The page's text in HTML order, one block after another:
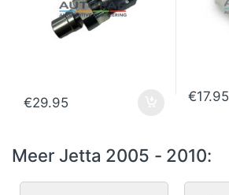
€29.95 €17.95
Meer Jetta 2005 - 2010: